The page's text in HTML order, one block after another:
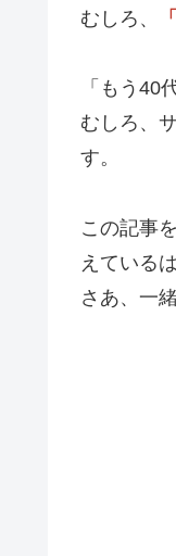
むしろ、
「もう40
むしろ、
す。
この記事
えている
さあ、一